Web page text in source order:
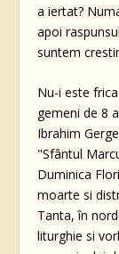
a iertat?
apoi
suntem
Nu-i este
gemeni de 8
Ibrahim
"Sfântul
Duminica
moarte si
Tanta, în
liturghie si